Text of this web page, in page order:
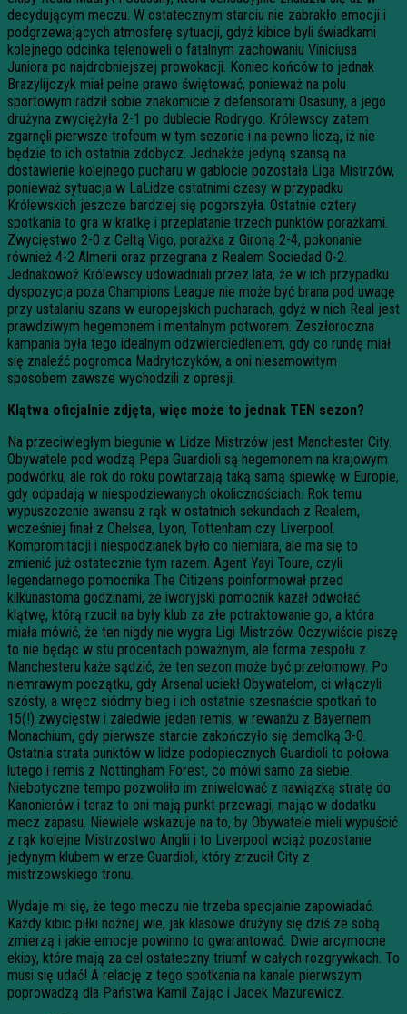
decydującym meczu. W ostatecznym starciu nie zabrakło emocji i
podgrzewających atmosferę sytuacji, gdyż kibice byli świadkami
kolejnego odcinka telenoweli o fatalnym zachowaniu Viniciusa
Juniora po najdrobniejszej prowokacji. Koniec końców to jednak
Brazylijczyk miał pełne prawo świętować, ponieważ na polu
sportowym radził sobie znakomicie z defensorami Osasuny, a jego
drużyna zwyciężyła 2-1 po dublecie Rodrygo. Królewscy zatem
zgarnęli pierwsze trofeum w tym sezonie i na pewno liczą, iż nie
będzie to ich ostatnia zdobycz. Jednakże jedyną szansą na
dostawienie kolejnego pucharu w gablocie pozostała Liga Mistrzów,
ponieważ sytuacja w LaLidze ostatnimi czasy w przypadku
Królewskich jeszcze bardziej się pogorszyła. Ostatnie cztery
spotkania to gra w kratkę i przeplatanie trzech punktów porażkami.
Zwycięstwo 2-0 z Celtą Vigo, porażka z Gironą 2-4, pokonanie
również 4-2 Almerii oraz przegrana z Realem Sociedad 0-2.
Jednakowoż Królewscy udowadniali przez lata, że w ich przypadku
dyspozycja poza Champions League nie może być brana pod uwagę
przy ustalaniu szans w europejskich pucharach, gdyż w nich Real jest
prawdziwym hegemonem i mentalnym potworem. Zeszłoroczna
kampania była tego idealnym odzwierciedleniem, gdy co rundę miał
się znaleźć pogromca Madrytczyków, a oni niesamowitym
sposobem zawsze wychodzili z opresji.
Klątwa oficjalnie zdjęta, więc może to jednak TEN sezon?
Na przeciwległym biegunie w Lidze Mistrzów jest Manchester City.
Obywatele pod wodzą Pepa Guardioli są hegemonem na krajowym
podwórku, ale rok do roku powtarzają taką samą śpiewkę w Europie,
gdy odpadają w niespodziewanych okolicznościach. Rok temu
wypuszczenie awansu z rąk w ostatnich sekundach z Realem,
wcześniej finał z Chelsea, Lyon, Tottenham czy Liverpool.
Kompromitacji i niespodzianek było co niemiara, ale ma się to
zmienić już ostatecznie tym razem. Agent Yayi Toure, czyli
legendarnego pomocnika The Citizens poinformował przed
kilkunastoma godzinami, że iworyjski pomocnik kazał odwołać
klątwę, którą rzucił na były klub za złe potraktowanie go, a która
miała mówić, że ten nigdy nie wygra Ligi Mistrzów. Oczywiście piszę
to nie będąc w stu procentach poważnym, ale forma zespołu z
Manchesteru każe sądzić, że ten sezon może być przełomowy. Po
niemrawym początku, gdy Arsenal uciekł Obywatelom, ci włączyli
szósty, a wręcz siódmy bieg i ich ostatnie szesnaście spotkań to
15(!) zwycięstw i zaledwie jeden remis, w rewanżu z Bayernem
Monachium, gdy pierwsze starcie zakończyło się demolką 3-0.
Ostatnia strata punktów w lidze podopiecznych Guardioli to połowa
lutego i remis z Nottingham Forest, co mówi samo za siebie.
Niebotyczne tempo pozwoliło im zniwelować z nawiązką stratę do
Kanonierów i teraz to oni mają punkt przewagi, mając w dodatku
mecz zapasu. Niewiele wskazuje na to, by Obywatele mieli wypuścić
z rąk kolejne Mistrzostwo Anglii i to Liverpool wciąż pozostanie
jedynym klubem w erze Guardioli, który zrzucił City z
mistrzowskiego tronu.
Wydaje mi się, że tego meczu nie trzeba specjalnie zapowiadać.
Każdy kibic piłki nożnej wie, jak klasowe drużyny się dziś ze sobą
zmierzą i jakie emocje powinno to gwarantować. Dwie arcymocne
ekipy, które mają za cel ostateczny triumf w całych rozgrywkach. To
musi się udać! A relację z tego spotkania na kanale pierwszym
poprowadzą dla Państwa Kamil Zając i Jacek Mazurewicz.